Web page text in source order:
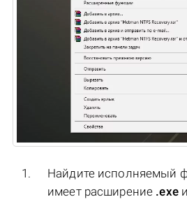
Найдите исполняемый
имеет расширение .exe